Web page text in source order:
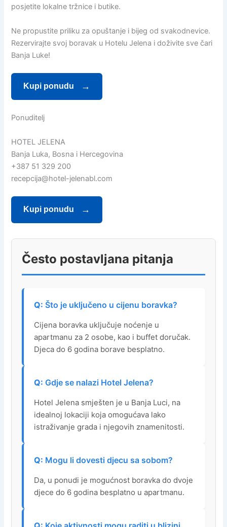
posjetite lokalne tržnice i butike.
Ne propustite priliku za opuštanje i bijeg od svakodnevice.
Rezervirajte svoj boravak u Hotelu Jelena i doživite sve čari
Banja Luke!
Kupi ponudu
Ponuditelj
HOTEL JELENA
Banja Luka, Bosna i Hercegovina
+387 51 329 200
recepcija@hotel-jelenabl.com
Kupi ponudu
Često postavljana pitanja
Što je uključeno u cijenu boravka?
Cijena boravka uključuje noćenje u
apartmanu za 2 osobe, kao i buffet doručak.
Djeca do 6 godina borave besplatno.
Gdje se nalazi Hotel Jelena?
Hotel Jelena smješten je u Banja Luci, na
idealnoj lokaciji koja omogućava lako
istraživanje grada i njegovih znamenitosti.
Mogu li dovesti djecu sa sobom?
Da, u ponudi je mogućnost boravka do dvoje
djece do 6 godina besplatno u apartmanu.